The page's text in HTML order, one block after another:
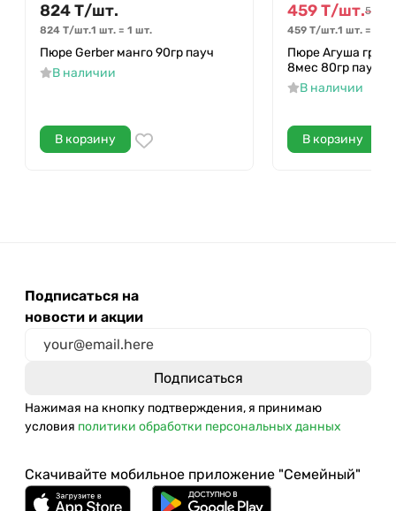
824Т/шт.
824 Т/шт.1 шт. = 1 шт.
Пюре Gerber манго 90гр пауч
В наличии
В корзину
459Т/шт.510
459 Т/шт.1 шт. =
Пюре Агуша
8мес 80гр пауч
В наличии
В корзину
Подписаться на
новости и акции
Нажимая на кнопку подтверждения, я принимаю
условия политики обработки персональных данных
Скачивайте мобильное приложение "Семейный"